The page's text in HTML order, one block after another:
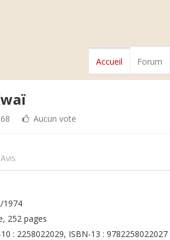
Accueil Forum
Aucun vote
Avis
1974
252 pages
: 2258022029, ISBN-13 : 9782258022027